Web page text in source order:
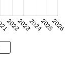
20222023202420252026